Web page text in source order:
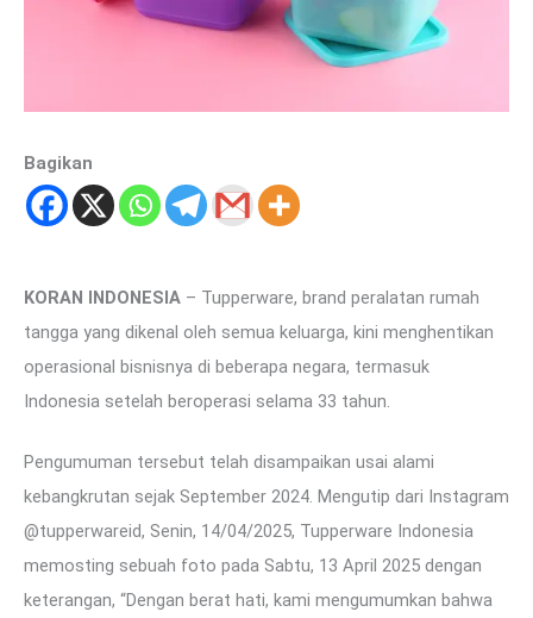
Bagikan
KORAN INDONESIA – Tupperware, brand peralatan rumah
tangga yang dikenal oleh semua keluarga, kini menghentikan
operasional bisnisnya di beberapa negara, termasuk
Indonesia setelah beroperasi selama 33 tahun.
Pengumuman tersebut telah disampaikan usai alami
kebangkrutan sejak September 2024. Mengutip dari Instagram
@tupperwareid, Senin, 14/04/2025, Tupperware Indonesia
memosting sebuah foto pada Sabtu, 13 April 2025 dengan
keterangan, “Dengan berat hati, kami mengumumkan bahwa